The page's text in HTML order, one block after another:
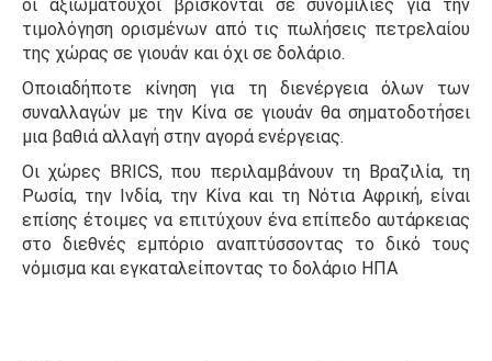
οι αξιωματούχοι βρίσκονται σε συνομιλίες για την
τιμολόγηση ορισμένων από τις πωλήσεις πετρελαίου
της χώρας σε γιουάν και όχι σε δολάριο.
Οποιαδήποτε κίνηση για τη διενέργεια όλων των
συναλλαγών με την Κίνα σε γιουάν θα σηματοδοτήσει
μια βαθιά αλλαγή στην αγορά ενέργειας.
Οι χώρες BRICS, που περιλαμβάνουν τη Βραζιλία, τη
Ρωσία, την Ινδία, την Κίνα και τη Νότια Αφρική, είναι
επίσης έτοιμες να επιτύχουν ένα επίπεδο αυτάρκειας
στο διεθνές εμπόριο αναπτύσσοντας το δικό τους
νόμισμα και εγκαταλείποντας το δολάριο ΗΠΑ